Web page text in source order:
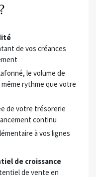
de vos créances
le volume de
rythme que votre
de votre trésorerie
continu
à vos lignes
de croissance
de vente en